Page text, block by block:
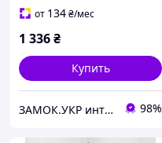
от 134₴/мес
1 336₴
Купить
ЗАМОК.УКР интернет-магазин замков и фурнитуры 98%